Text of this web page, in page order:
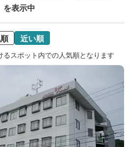
を表示中
近い順
スポット内での人気順となります